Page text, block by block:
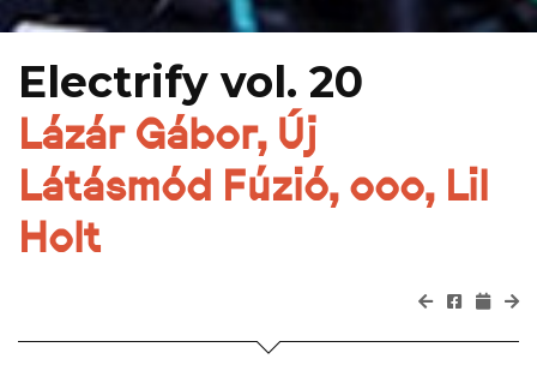
Electrify vol. 20
Lázár Gábor, Új
Látásmód Fúzió, ooo, Lil
Holt